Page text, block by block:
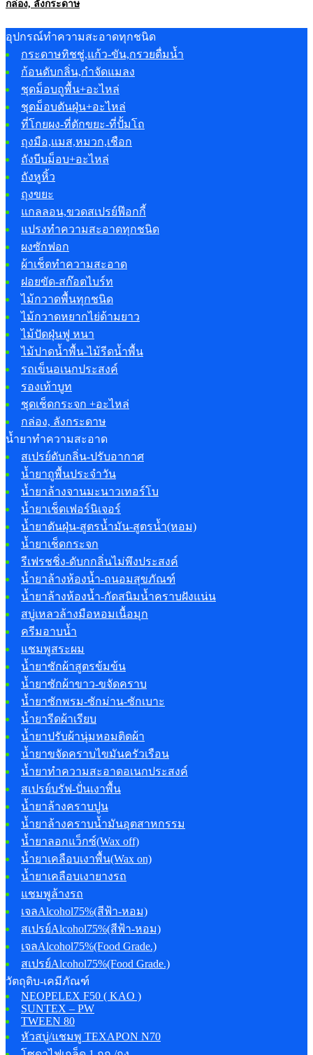
กล่อง, ลังกระดาษ
อุปกรณ์ทำความสะอาดทุกชนิด
กระดาษทิชชู่,แก้ว-ขัน,กรวยดื่มน้ำ
ก้อนดับกลิ่น,กำจัดแมลง
ชุดม็อบถูพื้น+อะไหล่
ชุดม็อบดันฝุ่น+อะไหล่
ที่โกยผง-ที่ตักขยะ-ที่ปั้มโถ
ถุงมือ,แมส,หมวก,เชือก
ถังบีบม็อบ+อะไหล่
ถังหูหิ้ว
ถุงขยะ
แกลลอน,ขวดสเปรย์ฟ๊อกกี้
แปรงทำความสะอาดทุกชนิด
ผงซักฟอก
ผ้าเช็ดทำความสะอาด
ฝอยขัด-สก๊อตไบร์ท
ไม้กวาดพื้นทุกชนิด
ไม้กวาดหยากไย่ด้ามยาว
ไม้ปัดฝุ่นฟู หนา
ไม้ปาดน้ำพื้น-ไม้รีดน้ำพื้น
รถเข็นอเนกประสงค์
รองเท้าบูท
ชุดเช็ดกระจก +อะไหล่
กล่อง, ลังกระดาษ
น้ำยาทำความสะอาด
สเปรย์ดับกลิ่น-ปรับอากาศ
น้ำยาถูพื้นประจำวัน
น้ำยาล้างจานมะนาวเทอร์โบ
น้ำยาเช็ดเฟอร์นิเจอร์
น้ำยาดันฝุ่น-สูตรน้ำมัน-สูตรน้ำ(หอม)
น้ำยาเช็ดกระจก
รีเฟรชชิ่ง-ดับกกลิ่นไม่พึงประสงค์
น้ำยาล้างห้องน้ำ-ถนอมสุขภัณฑ์
น้ำยาล้างห้องน้ำ-กัดสนิมน้ำคราบฝังแน่น
สบู่เหลวล้างมือหอมเนื้อมุก
ครีมอาบน้ำ
แชมพูสระผม
น้ำยาซักผ้าสูตรข้มข้น
น้ำยาซักผ้าขาว-ขจัดคราบ
น้ำยาซักพรม-ซักม่าน-ซักเบาะ
น้ำยารีดผ้าเรียบ
น้ำยาปรับผ้านุ่มหอมติดผ้า
น้ำยาขจัดคราบไขมันครัวเรือน
น้ำยาทำความสะอาดอเนกประสงค์
สเปรย์บรัฟ-ปั่นเงาพื้น
น้ำยาล้างคราบปูน
น้ำยาล้างคราบน้ำมันอุตสาหกรรม
น้ำยาลอกแว็กซ์(Wax off)
น้ำยาเคลือบเงาพื้น(Wax on)
น้ำยาเคลือบเงายางรถ
แชมพูล้างรถ
เจลAlcohol75%(สีฟ้า-หอม)
สเปรย์Alcohol75%(สีฟ้า-หอม)
เจลAlcohol75%(Food Grade.)
สเปรย์Alcohol75%(Food Grade.)
วัตถุดิบ-เคมีภัณฑ์
NEOPELEX F50 ( KAO )
SUNTEX – PW
TWEEN 80
หัวสบู่/แชมพู TEXAPON N70